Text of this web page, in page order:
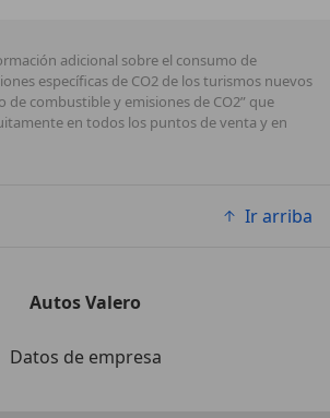
adicional sobre el consumo de
específicas de CO2 de los turismos nuevos
de combustible y emisiones de CO2” que
en todos los puntos de venta y en
Ir arriba
Autos Valero
Datos de empresa